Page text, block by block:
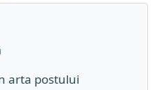
arta postului